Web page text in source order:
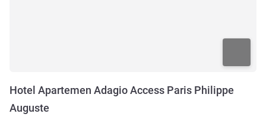
Hotel Apartemen Adagio Access Paris Philippe
Auguste